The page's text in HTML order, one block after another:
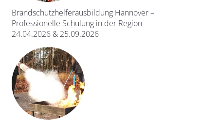
Brandschutzhelferausbildung Hannover –
Professionelle Schulung in der Region
24.04.2026 & 25.09.2026